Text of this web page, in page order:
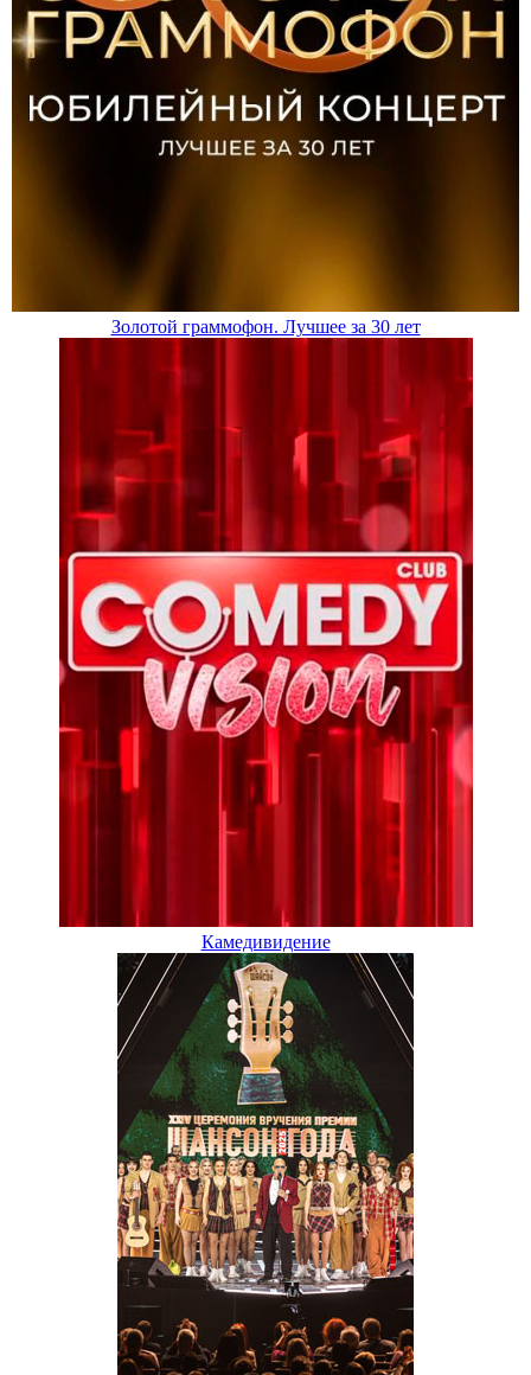
Золотой граммофон. Лучшее за 30 лет
Камедивидение